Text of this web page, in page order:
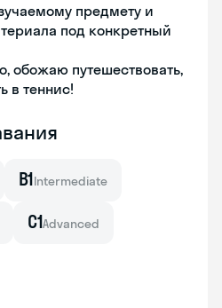
предмету и
под конкретный
обожаю путешествовать,
в теннис!
B1Intermediate
C1Advanced